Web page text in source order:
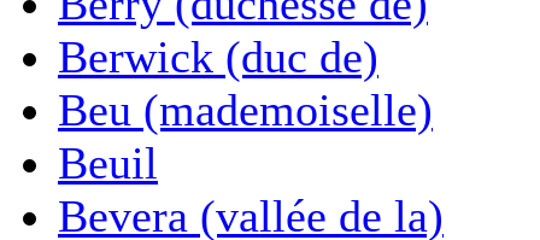
Berwick (duc de)
Beu (mademoiselle)
Beuil
Bevera (vallée de la)